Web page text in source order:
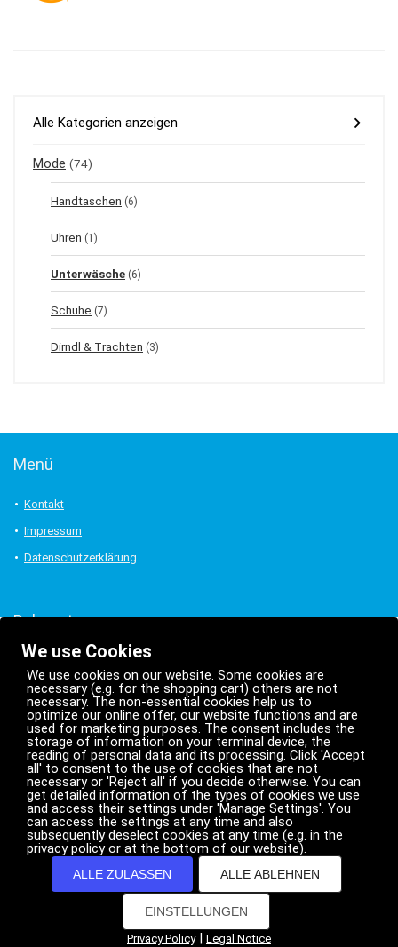
Alle Kategorien anzeigen
Mode (74)
Handtaschen (6)
Uhren (1)
Unterwäsche (6)
Schuhe (7)
Dirndl & Trachten (3)
Menü
Kontakt
Impressum
Datenschutzerklärung
Bekannt aus:
Weitere Projekte
We use Cookies
We use cookies on our website. Some cookies are
necessary (e.g. for the shopping cart) others are not
necessary. The non-essential cookies help us to
optimize our online offer, our website functions and are
used for marketing purposes. The consent includes the
storage of information on your terminal device, the
reading of personal data and its processing. Click 'Accept
all' to consent to the use of cookies that are not
necessary or 'Reject all' if you decide otherwise. You can
get detailed information of the types of cookies we use
and access their settings under 'Manage Settings'. You
can access the settings at any time and also
subsequently deselect cookies at any time (e.g. in the
privacy policy or at the bottom of our website).
ALLE ZULASSEN ALLE ABLEHNEN
EINSTELLUNGEN
Privacy Policy| Legal Notice